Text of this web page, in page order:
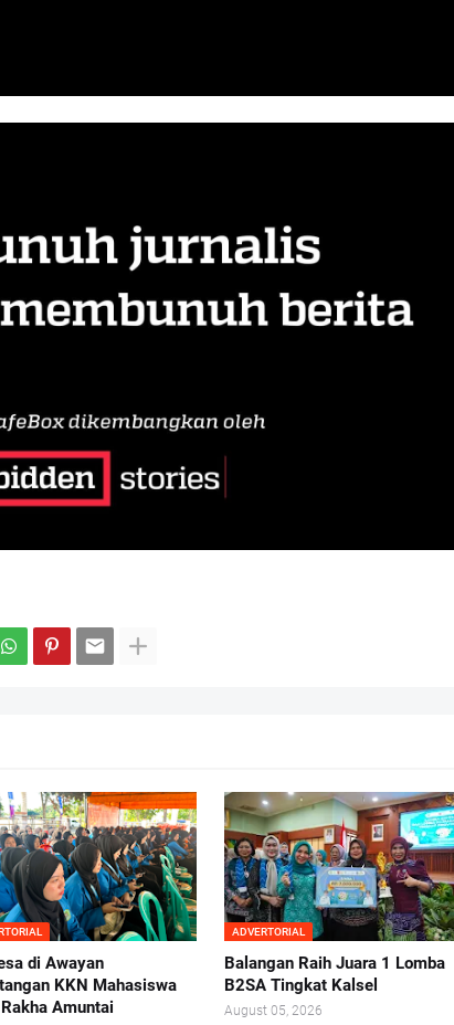
di Awayan
KKN Mahasiswa
Amuntai
ADVERTORIAL
Balangan Raih Juara 1 Lomba
B2SA Tingkat Kalsel
August 05, 2026